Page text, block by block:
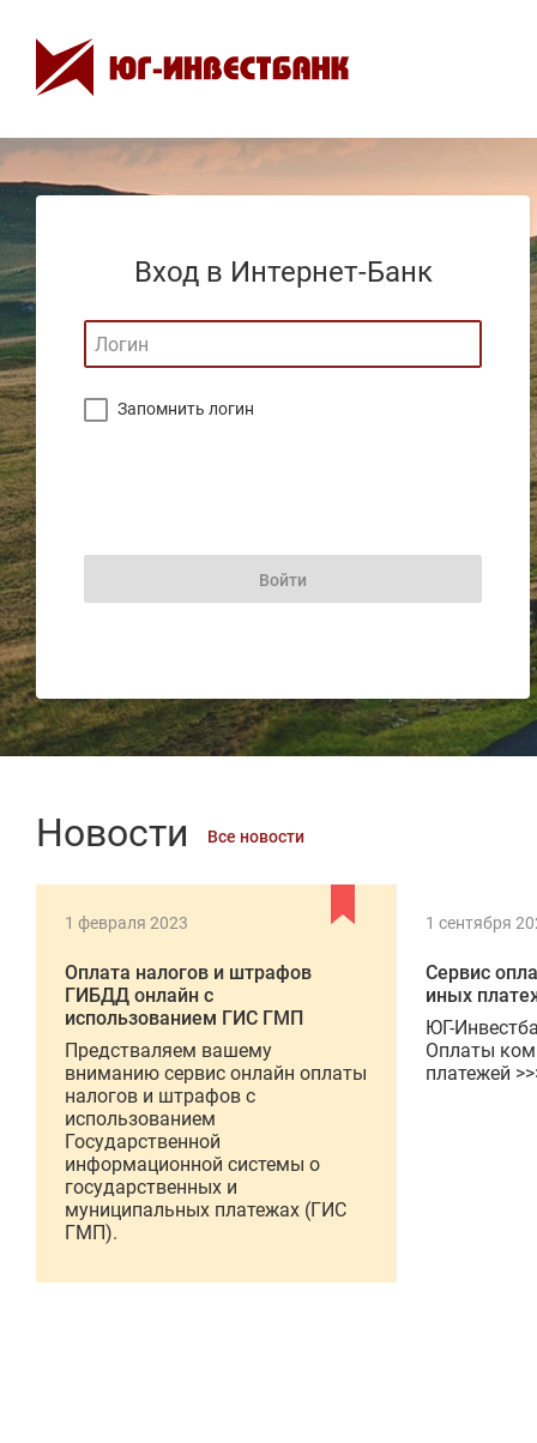
Вход в Интернет-Банк
Запомнить логин
Новости Все новости
1 февраля 2023
Оплата налогов и штрафов
ГИБДД онлайн с
использованием ГИС ГМП
Предстваляем вашему
вниманию сервис онлайн оплаты
налогов и штрафов с
использованием
Государственной
информационной системы о
государственных и
муниципальных платежах (ГИС
ГМП).
1 сентября
Сервис
иных
ЮГ-
Оплаты
платежей